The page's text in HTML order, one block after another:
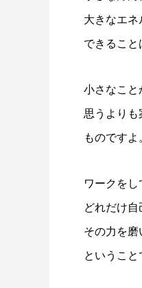
大きなエネ
できること
小さなこと
思うよりも
ものですよ
ワークをし
どれだけ自
その力を磨
ということ